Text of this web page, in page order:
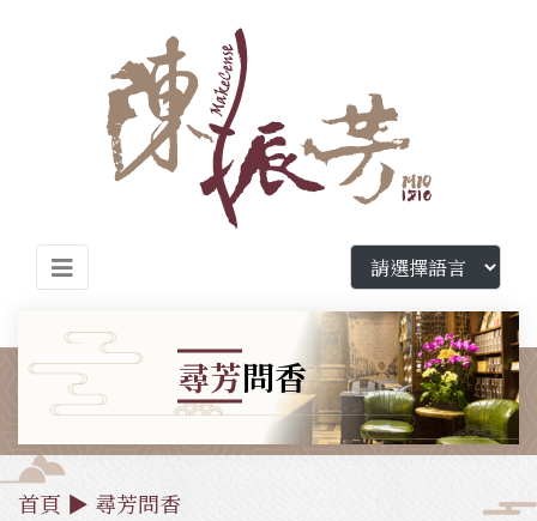
尋芳問香
首頁 ▶ 尋芳問香